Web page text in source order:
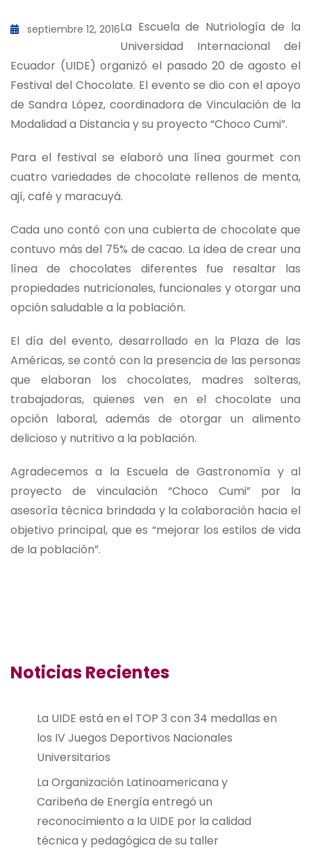
septiembre 12, 2016La Escuela de Nutriología de la
Universidad Internacional del
Ecuador (UIDE) organizó el pasado 20 de agosto el
Festival del Chocolate. El evento se dio con el apoyo
de Sandra López, coordinadora de Vinculación de la
Modalidad a Distancia y su proyecto “Choco Cumi”.
Para el festival se elaboró una línea gourmet con
cuatro variedades de chocolate rellenos de menta,
ají, café y maracuyá.
Cada uno contó con una cubierta de chocolate que
contuvo más del 75% de cacao. La idea de crear una
línea de chocolates diferentes fue resaltar las
propiedades nutricionales, funcionales y otorgar una
opción saludable a la población.
El día del evento, desarrollado en la Plaza de las
Américas, se contó con la presencia de las personas
que elaboran los chocolates, madres solteras,
trabajadoras, quienes ven en el chocolate una
opción laboral, además de otorgar un alimento
delicioso y nutritivo a la población.
Agradecemos a la Escuela de Gastronomía y al
proyecto de vinculación “Choco Cumi” por la
asesoría técnica brindada y la colaboración hacia el
objetivo principal, que es “mejorar los estilos de vida
de la población”.
Noticias Recientes
La UIDE está en el TOP 3 con 34 medallas en
los IV Juegos Deportivos Nacionales
Universitarios
La Organización Latinoamericana y
Caribeña de Energía entregó un
reconocimiento a la UIDE por la calidad
técnica y pedagógica de su taller